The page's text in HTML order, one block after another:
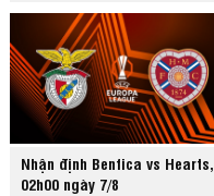
Nhận định Benfica vs Hearts,
02h00 ngày 7/8